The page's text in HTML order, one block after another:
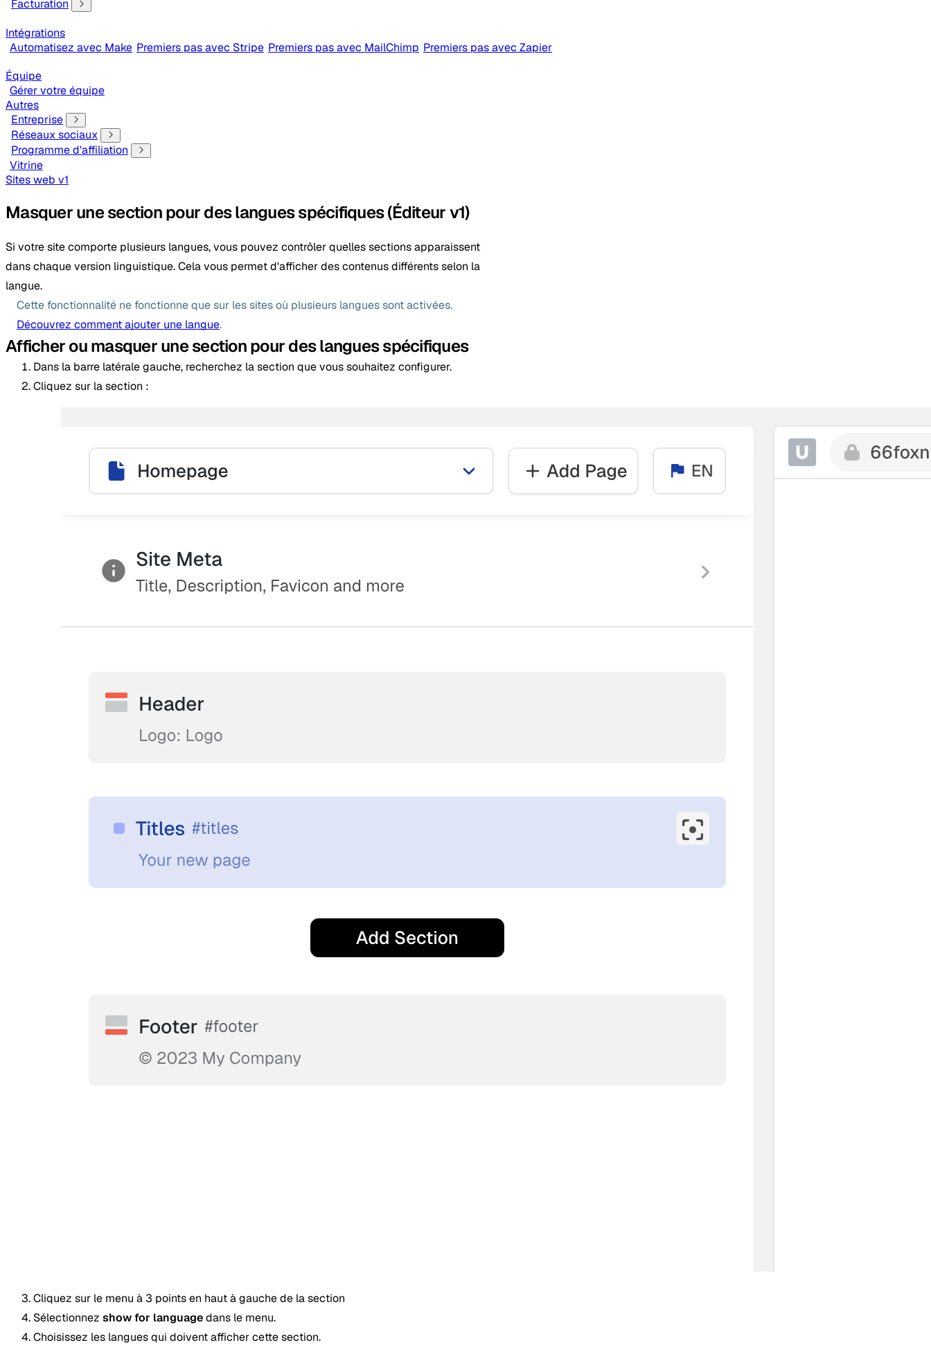
Facturation
Intégrations
Automatisez avec Make Premiers pas avec Stripe Premiers pas avec MailChimp Premiers pas avec Zapier
Équipe
Gérer votre équipe
Autres
Entreprise
Réseaux sociaux
Programme d'affiliation
Vitrine
Sites web v1
Masquer une section pour des langues spécifiques (Éditeur v1)
Si votre site comporte plusieurs langues, vous pouvez contrôler quelles sections apparaissent
dans chaque version linguistique. Cela vous permet d'afficher des contenus différents selon la
langue.
Cette fonctionnalité ne fonctionne que sur les sites où plusieurs langues sont activées.
Découvrez comment ajouter une langue.
Afficher ou masquer une section pour des langues spécifiques
Dans la barre latérale gauche, recherchez la section que vous souhaitez configurer.
Cliquez sur la section :
Cliquez sur le menu à 3 points en haut à gauche de la section
Sélectionnez show for languagedans le menu.
Choisissez les langues qui doivent afficher cette section.